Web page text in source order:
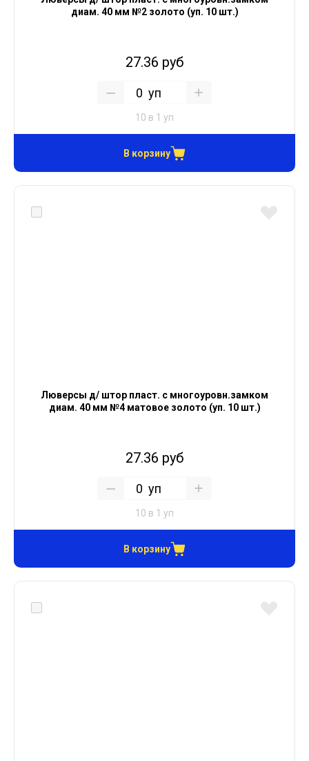
диам. 40 мм №2 золото (уп. 10 шт.)
27.36 руб
уп
10 в 1 уп
В корзину
Люверсы д/ штор пласт. с многоуровн.замком
диам. 40 мм №4 матовое золото (уп. 10 шт.)
27.36 руб
уп
10 в 1 уп
В корзину